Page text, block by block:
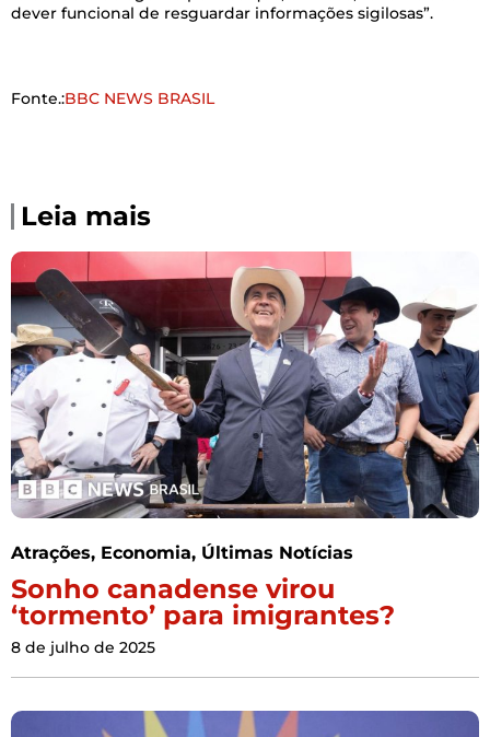
dever funcional de resguardar informações sigilosas”.
Fonte.:BBC NEWS BRASIL
Leia mais
Atrações, Economia, Últimas Notícias
Sonho canadense virou
‘tormento’ para imigrantes?
8 de julho de 2025